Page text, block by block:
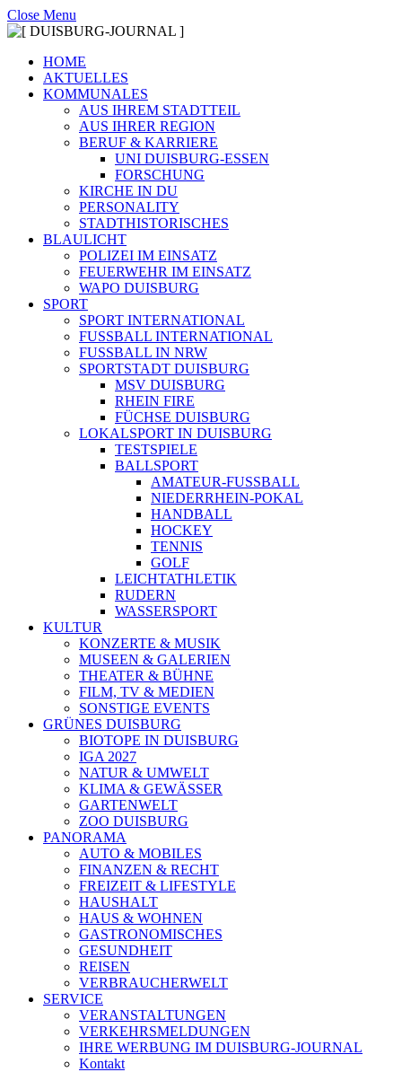
Close Menu
HOME
AKTUELLES
KOMMUNALES
AUS IHREM STADTTEIL
AUS IHRER REGION
BERUF & KARRIERE
UNI DUISBURG-ESSEN
FORSCHUNG
KIRCHE IN DU
PERSONALITY
STADTHISTORISCHES
BLAULICHT
POLIZEI IM EINSATZ
FEUERWEHR IM EINSATZ
WAPO DUISBURG
SPORT
SPORT INTERNATIONAL
FUSSBALL INTERNATIONAL
FUSSBALL IN NRW
SPORTSTADT DUISBURG
MSV DUISBURG
RHEIN FIRE
FÜCHSE DUISBURG
LOKALSPORT IN DUISBURG
TESTSPIELE
BALLSPORT
AMATEUR-FUSSBALL
NIEDERRHEIN-POKAL
HANDBALL
HOCKEY
TENNIS
GOLF
LEICHTATHLETIK
RUDERN
WASSERSPORT
KULTUR
KONZERTE & MUSIK
MUSEEN & GALERIEN
THEATER & BÜHNE
FILM, TV & MEDIEN
SONSTIGE EVENTS
GRÜNES DUISBURG
BIOTOPE IN DUISBURG
IGA 2027
NATUR & UMWELT
KLIMA & GEWÄSSER
GARTENWELT
ZOO DUISBURG
PANORAMA
AUTO & MOBILES
FINANZEN & RECHT
FREIZEIT & LIFESTYLE
HAUSHALT
HAUS & WOHNEN
GASTRONOMISCHES
GESUNDHEIT
REISEN
VERBRAUCHERWELT
SERVICE
VERANSTALTUNGEN
VERKEHRSMELDUNGEN
IHRE WERBUNG IM DUISBURG-JOURNAL
Kontakt